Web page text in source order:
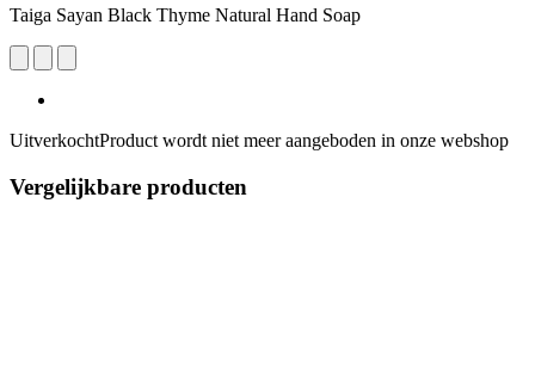
Taiga Sayan Black Thyme Natural Hand Soap
UitverkochtProduct wordt niet meer aangeboden in onze webshop
Vergelijkbare producten